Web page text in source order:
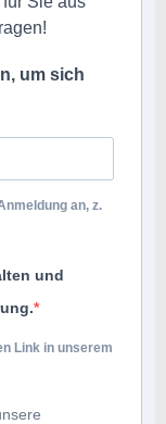
um sich
an, z.
und
Link in unserem